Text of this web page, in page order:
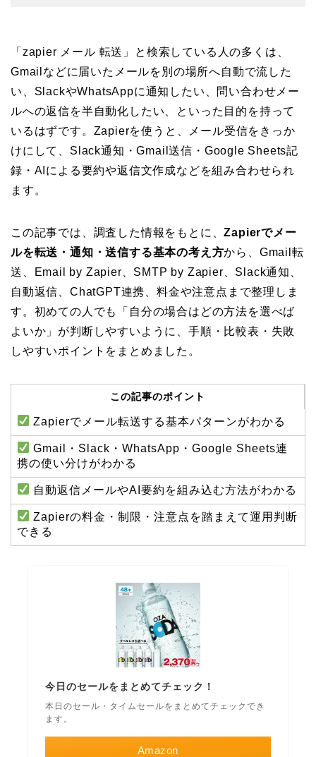
「zapier メール 転送」と検索している人の多くは、
Gmailなどに届いたメールを別の場所へ自動で流した
い、SlackやWhatsAppに通知したい、問い合わせメー
ルへの返信を半自動化したい、といった目的を持って
いるはずです。Zapierを使うと、メール受信をきっか
けにして、Slack通知・Gmail送信・Google Sheets記
録・AIによる要約や返信文作成などを組み合わせられ
ます。
この記事では、調査した情報をもとに、Zapierでメー
ルを転送・通知・送信する基本の考え方から、Gmail転
送、Email by Zapier、SMTP by Zapier、Slack通知、
自動返信、ChatGPT連携、料金や注意点まで整理しま
す。初めての人でも「自分の場合はどの方法を選べば
よいか」が判断しやすいように、手順・比較表・失敗
しやすいポイントをまとめました。
この記事のポイント
Zapierでメール転送する基本パターンがわかる
Gmail・Slack・WhatsApp・Google Sheets連
携の使い分けがわかる
自動返信メールやAI要約を組み込む方法がわかる
Zapierの料金・制限・注意点を踏まえて運用判断
できる
今日のセールをまとめてチェック！
本日のセール・タイムセールをまとめてチェックでき
ます。
Amazon